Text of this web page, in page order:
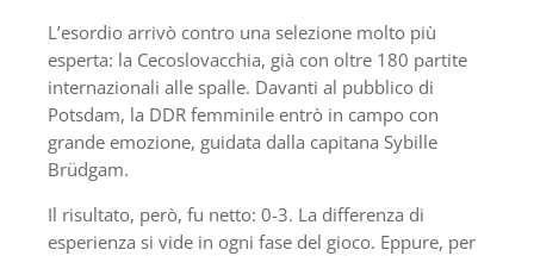
L’esordio arrivò contro una selezione molto più
esperta: la Cecoslovacchia, già con oltre 180 partite
internazionali alle spalle. Davanti al pubblico di
Potsdam, la DDR femminile entrò in campo con
grande emozione, guidata dalla capitana Sybille
Brüdgam.
Il risultato, però, fu netto: 0-3. La differenza di
esperienza si vide in ogni fase del gioco. Eppure, per